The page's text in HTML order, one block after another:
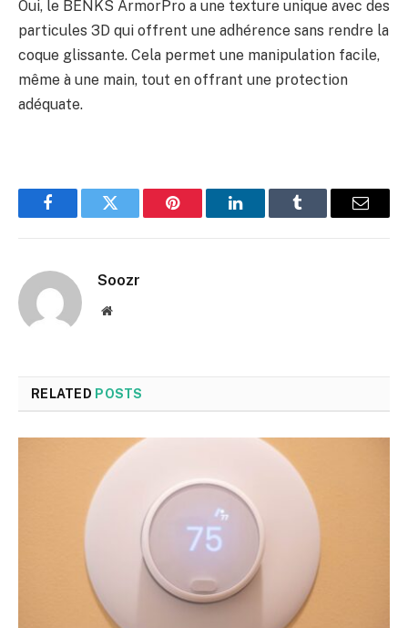
Oui, le BENKS ArmorPro a une texture unique avec des
particules 3D qui offrent une adhérence sans rendre la
coque glissante. Cela permet une manipulation facile,
même à une main, tout en offrant une protection
adéquate.
FacebookTwitter Pinterest LinkedInTumblr Email
Soozr
Website
RELATED POSTS